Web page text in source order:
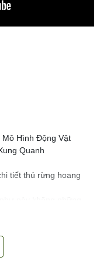
Hình Động Vật
Quanh
tiết thú rừng hoang
sẽ bao gồm:
thế giới tự nhiên